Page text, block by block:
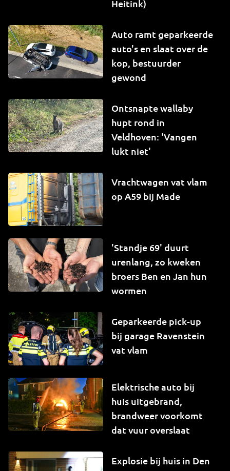
Heitink)
Auto ramt geparkeerde
auto's en slaat over de
kop, bestuurder
gewond
Ontsnapte wallaby
hupt rond in
Veldhoven: 'Vangen
lukt niet'
Vrachtwagen vat vlam
op A59 bij Made
'Standje 69' duurt
urenlang, zo kweken
broers Ben en Jan hun
wormen
Geparkeerde pick-up
bij garage Ravenstein
vat vlam
Elektrische auto bij
huis uitgebrand,
brandweer voorkomt
dat vuur overslaat
Explosie bij huis in Den